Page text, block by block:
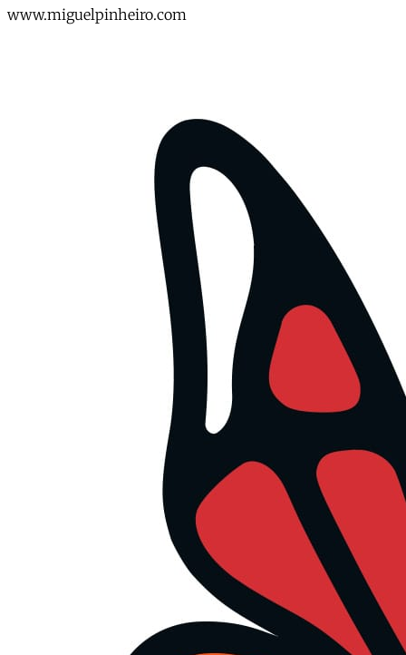
www.miguelpinheiro.com